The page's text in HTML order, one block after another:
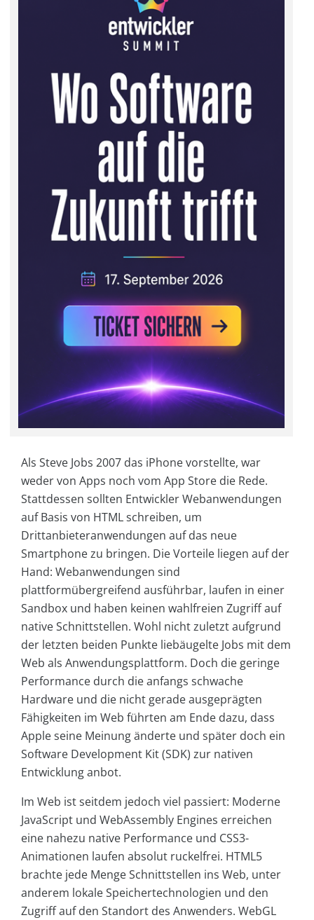
Als Steve Jobs 2007 das iPhone vorstellte, war
weder von Apps noch vom App Store die Rede.
Stattdessen sollten Entwickler Webanwendungen
auf Basis von HTML schreiben, um
Drittanbieteranwendungen auf das neue
Smartphone zu bringen. Die Vorteile liegen auf der
Hand: Webanwendungen sind
plattformübergreifend ausführbar, laufen in einer
Sandbox und haben keinen wahlfreien Zugriff auf
native Schnittstellen. Wohl nicht zuletzt aufgrund
der letzten beiden Punkte liebäugelte Jobs mit dem
Web als Anwendungsplattform. Doch die geringe
Performance durch die anfangs schwache
Hardware und die nicht gerade ausgeprägten
Fähigkeiten im Web führten am Ende dazu, dass
Apple seine Meinung änderte und später doch ein
Software Development Kit (SDK) zur nativen
Entwicklung anbot.
Im Web ist seitdem jedoch viel passiert: Moderne
JavaScript und WebAssembly Engines erreichen
eine nahezu native Performance und CSS3-
Animationen laufen absolut ruckelfrei. HTML5
brachte jede Menge Schnittstellen ins Web, unter
anderem lokale Speichertechnologien und den
Zugriff auf den Standort des Anwenders. WebGL